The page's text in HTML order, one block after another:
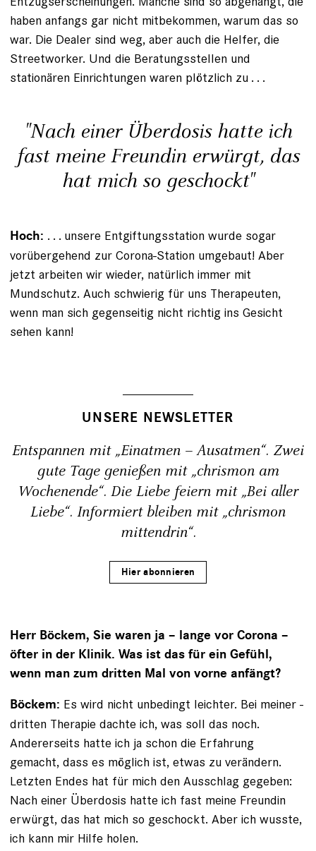
haben anfangs gar nicht mitbe­kommen, warum das so
war. Die Dealer sind weg, aber auch die Helfer, die
Streetworker. Und die Beratungsstellen und
stationären Einrichtungen waren plötzlich zu . . .
"Nach einer Überdosis ­hatte ich
fast meine Freundin erwürgt, das
hat mich so geschockt"
Hoch: . . . unsere Entgiftungsstation wurde sogar
vorübergehend zur Corona-Station umgebaut! Aber
jetzt ­arbeiten wir wieder, natürlich immer mit
Mundschutz. Auch schwierig für uns Therapeuten,
wenn man sich gegen­seitig nicht richtig ins Gesicht
sehen kann!
UNSERE NEWSLETTER
Entspannen mit „Einatmen – Ausatmen“. Zwei
gute Tage genießen mit „chrismon am
Wochenende“. Die Liebe feiern mit „Bei aller
Liebe“. Informiert bleiben mit „chrismon
mittendrin“.
Hier abonnieren
Herr Böckem, Sie waren ja – lange vor Corona –
öfter in der Klinik. Was ist das für ein Gefühl,
wenn man zum dritten Mal von vorne anfängt?
Böckem: Es wird nicht unbedingt leichter. Bei meiner ­
dritten Therapie dachte ich, was soll das noch.
Andererseits hatte ich ja schon die Erfahrung
gemacht, dass es möglich ist, etwas zu verändern.
Letzten Endes hat für mich den Ausschlag gegeben:
Nach einer Überdosis ­hatte ich fast meine Freundin
erwürgt, das hat mich so geschockt. Aber ich wusste,
ich kann mir Hilfe holen.